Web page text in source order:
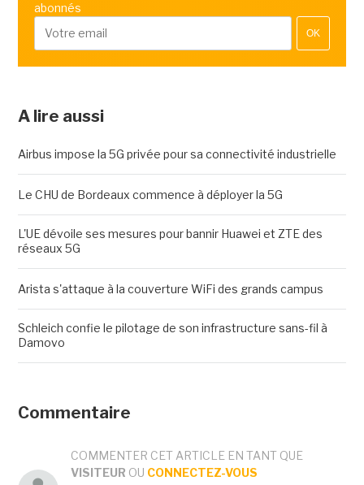
abonnés
OK
A lire aussi
Airbus impose la 5G privée pour sa connectivité industrielle
Le CHU de Bordeaux commence à déployer la 5G
L'UE dévoile ses mesures pour bannir Huawei et ZTE des
réseaux 5G
Arista s'attaque à la couverture WiFi des grands campus
Schleich confie le pilotage de son infrastructure sans-fil à
Damovo
Commentaire
COMMENTER CET ARTICLE EN TANT QUE
VISITEUR OU CONNECTEZ-VOUS